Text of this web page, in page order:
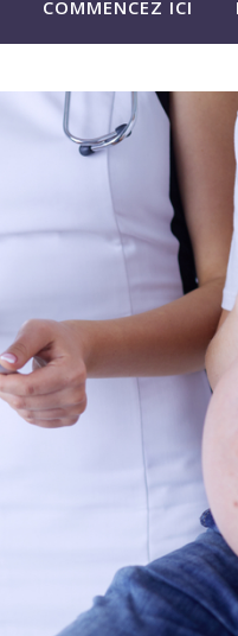
COMMENCEZ ICI